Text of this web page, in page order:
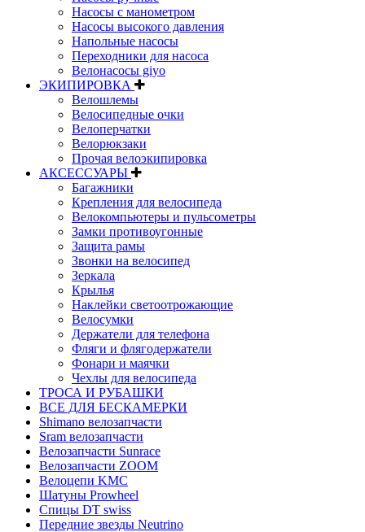
Насосы с манометром
Насосы высокого давления
Напольные насосы
Переходники для насоса
Велонасосы giyo
ЭКИПИРОВКА
Велошлемы
Велосипедные очки
Велоперчатки
Велорюкзаки
Прочая велоэкипировка
АКСЕССУАРЫ
Багажники
Крепления для велосипеда
Велокомпьютеры и пульсометры
Замки противоугонные
Защита рамы
Звонки на велосипед
Зеркала
Крылья
Наклейки светоотрожающие
Велосумки
Держатели для телефона
Фляги и флягодержатели
Фонари и маячки
Чехлы для велосипеда
ТРОСА И РУБАШКИ
ВСЕ ДЛЯ БЕСКАМЕРКИ
Shimano велозапчасти
Sram велозапчасти
Велозапчасти Sunrace
Велозапчасти ZOOM
Велоцепи KMC
Шатуны Prowheel
Спицы DT swiss
Передние звезды Neutrino